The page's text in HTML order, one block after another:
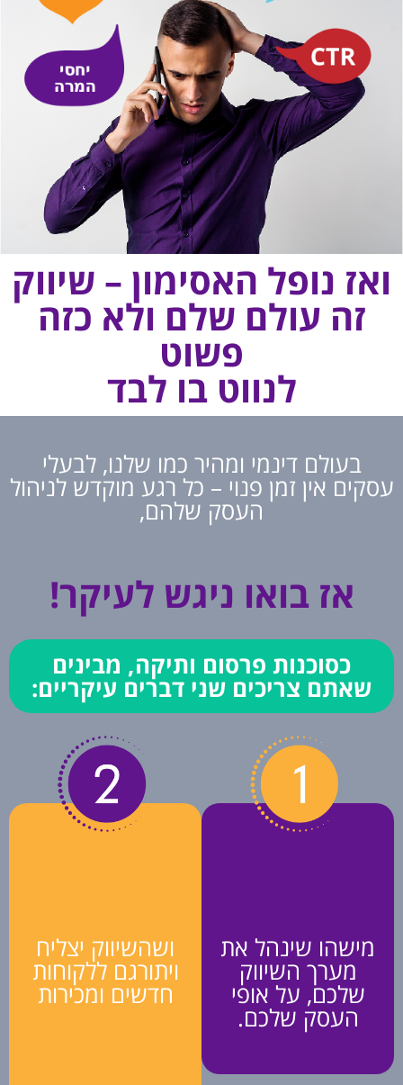
נופל האסימון – שיווק
זה עולם שלם ולא כזה
פשוט
לנווט בו לבד
בעולם דינמי ומהיר כמו שלנו, לבעלי
אין זמן פנוי – כל רגע מוקדש לניהול
העסק שלהם,
אז בואו ניגש לעיקר!
כסוכנות פרסום ותיקה, מבינים
שאתם צריכים שני דברים עיקריים:
מישהו שינהל את
מערך השיווק
שלכם, על אופי
העסק שלכם.
ושהשיווק יצליח
ויתורגם ללקוחות
חדשים ומכירות